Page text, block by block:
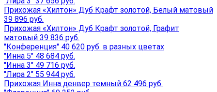
Прихожая «Хилтон» Дуб Крафт золотой, Белый матовый
39 896 руб.
Прихожая «Хилтон» Дуб Крафт золотой, Графит
матовый 39 836 руб.
"Конференция" 40 620 руб. в разных цветах
"Инна 5" 48 684 руб.
"Инна 3" 49 716 руб.
"Лира 2" 55 944 руб.
Прихожая Инна денвер темный 62 496 руб.